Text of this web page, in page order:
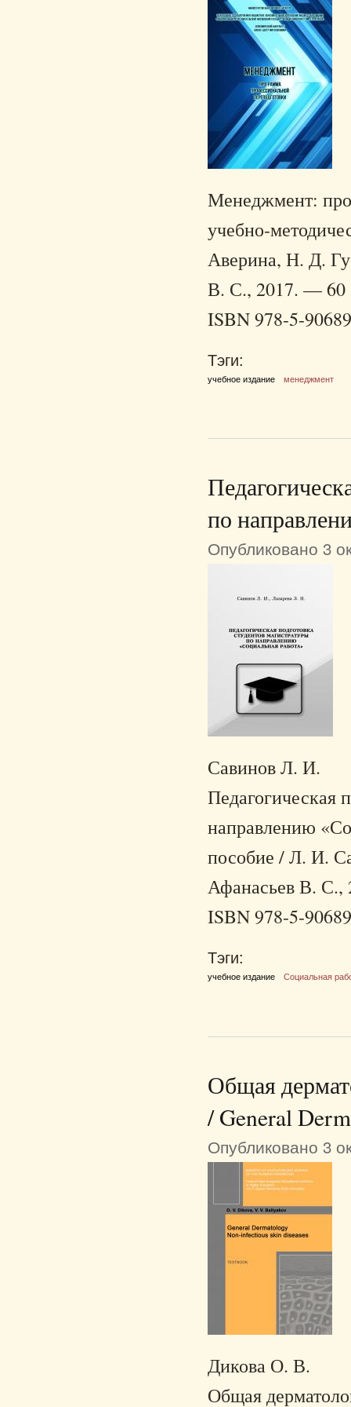
Менеджмент:
учебно-
Аверина, Н. Д.
В. С., 2017. — 60
ISBN 978-5-
Тэги:
учебное издание менеджмент
по
Опубликовано 3
Савинов Л. И.
Педагогическая
направлению
пособие / Л. И.
Афанасьев В.
ISBN 978-5-
Тэги:
учебное издание Социальная
Общая
/ General
Опубликовано 3
Дикова О. В.
Общая